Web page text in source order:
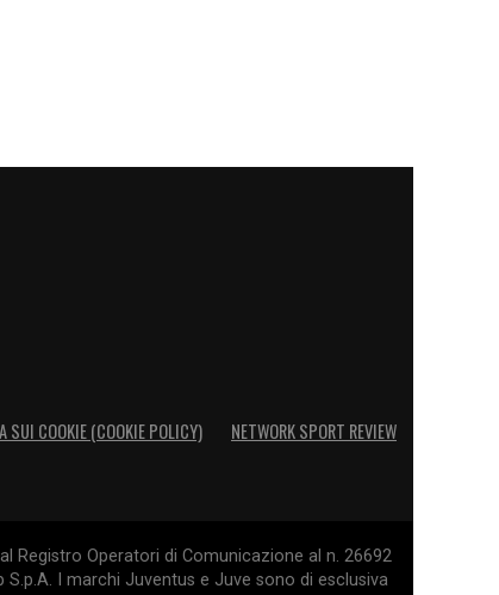
SUI COOKIE (COOKIE POLICY) NETWORK SPORT REVIEW
Registro Operatori di Comunicazione al n. 26692
I marchi Juventus e Juve sono di esclusiva